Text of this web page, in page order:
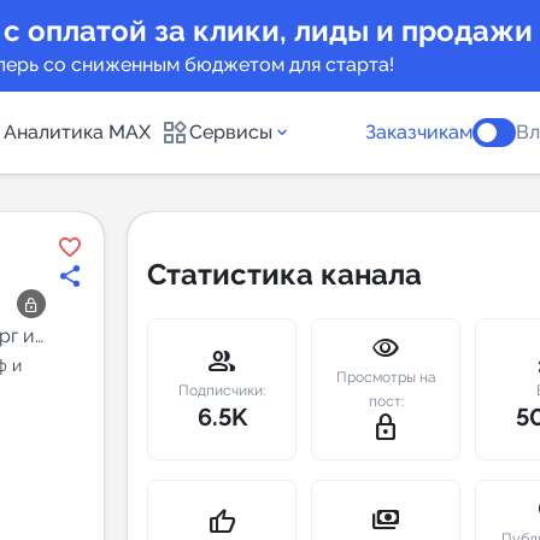
оплатой за клики, лиды и продажи
со сниженным бюджетом для старта!
Аналитика MAX Сервисы
Telegram
New
Заказчикам
и
и
Статистика канала
group
Подписчики:
6.5K
visibility
Просмотры на
пост:
lock_outline
thumb_up payments